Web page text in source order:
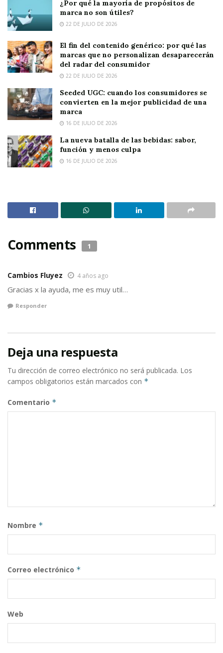
¿Por qué la mayoría de propósitos de
marca no son útiles?
22 DE JULIO DE 2026
El fin del contenido genérico: por qué las
marcas que no personalizan desaparecerán
del radar del consumidor
22 DE JULIO DE 2026
Seeded UGC: cuando los consumidores se
convierten en la mejor publicidad de una
marca
16 DE JULIO DE 2026
La nueva batalla de las bebidas: sabor,
función y menos culpa
16 DE JULIO DE 2026
Comments 1
Cambios Fluyez 4 años ago
Gracias x la ayuda, me es muy util…
Responder
Deja una respuesta
Tu dirección de correo electrónico no será publicada. Los
campos obligatorios están marcados con *
Comentario *
Nombre *
Correo electrónico *
Web